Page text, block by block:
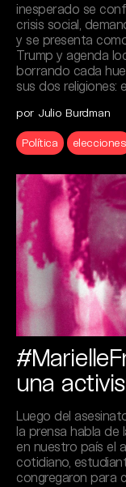
inesperado se
crisis social,
y se presenta
Trump y agenda
borrando cada
sus dos religiones:
por Julio Burdman
Política elecciones
una
Luego del
la prensa habla de
en nuestro país el
cotidiano,
congregaron para